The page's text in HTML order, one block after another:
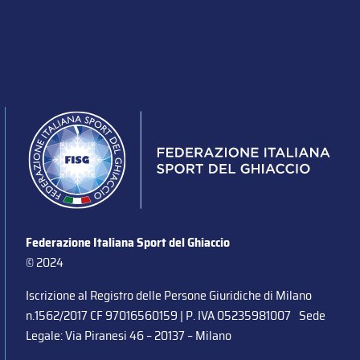
Federazione Italiana Sport del Ghiaccio
© 2024
Iscrizione al Registro delle Persone Giuridiche di Milano
n.1562/2017 CF 97016560159 | P. IVA 05235981007 Sede
Legale: Via Piranesi 46 – 20137 – Milano